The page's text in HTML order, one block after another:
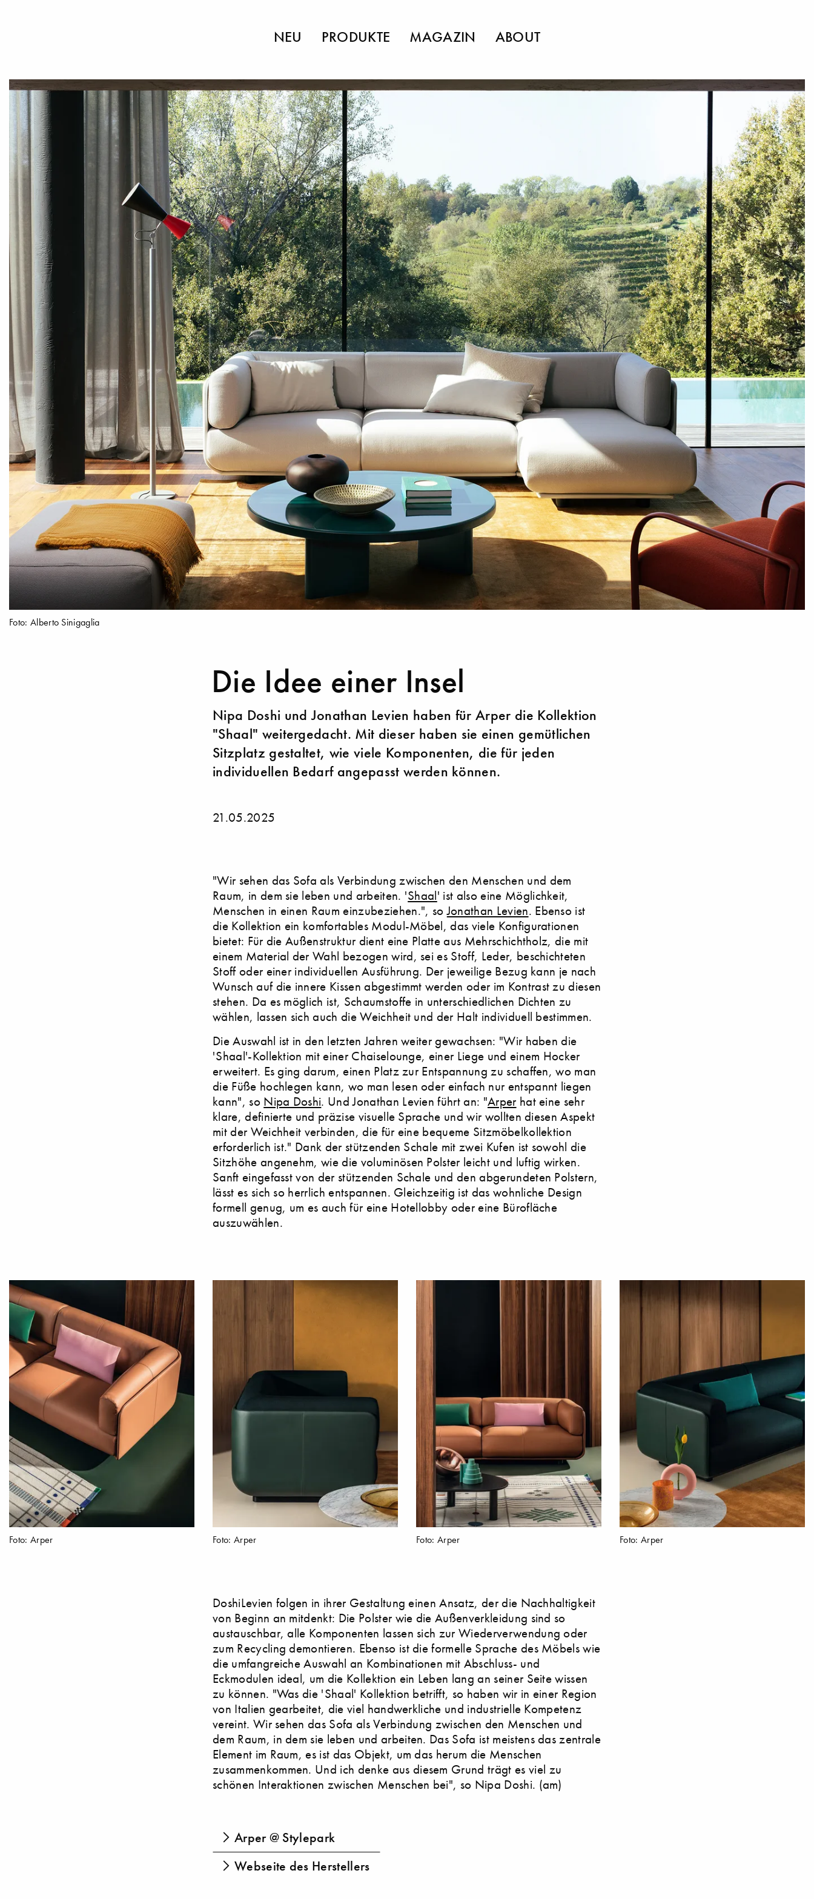
NEU PRODUKTE MAGAZIN ABOUT
Foto: Alberto Sinigaglia
Die Idee einer Insel
Nipa Doshi und Jonathan Levien haben für Arper die Kollektion
"Shaal" weitergedacht. Mit dieser haben sie einen gemütlichen
Sitzplatz gestaltet, wie viele Komponenten, die für jeden
individuellen Bedarf angepasst werden können.
21.05.2025
"Wir sehen das Sofa als Verbindung zwischen den Menschen und dem
Raum, in dem sie leben und arbeiten. 'Shaal' ist also eine Möglichkeit,
Menschen in einen Raum einzubeziehen.", soJonathan Levien. Ebenso ist
die Kollektion ein komfortables Modul-Möbel, das viele Konfigurationen
bietet: Für die Außenstruktur dient eine Platte aus Mehrschichtholz, die mit
einem Material der Wahl bezogen wird, sei es Stoff, Leder, beschichteten
Stoff oder einer individuellen Ausführung. Der jeweilige Bezug kann je nach
Wunsch auf die innere Kissen abgestimmt werden oder im Kontrast zu diesen
stehen. Da es möglich ist, Schaumstoffe in unterschiedlichen Dichten zu
wählen, lassen sich auch die Weichheit und der Halt individuell bestimmen.
Die Auswahl ist in den letzten Jahren weiter gewachsen: "Wir haben die
'Shaal'-Kollektion mit einer Chaiselounge, einer Liege und einem Hocker
erweitert. Es ging darum, einen Platz zur Entspannung zu schaffen, wo man
die Füße hochlegen kann, wo man lesen oder einfach nur entspannt liegen
kann", so Nipa Doshi. Und Jonathan Levien führt an: "Arperhat eine sehr
klare, definierte und präzise visuelle Sprache und wir wollten diesen Aspekt
mit der Weichheit verbinden, die für eine bequeme Sitzmöbelkollektion
erforderlich ist." Dank der stützenden Schale mit zwei Kufen ist sowohl die
Sitzhöhe angenehm, wie die voluminösen Polster leicht und luftig wirken.
Sanft eingefasst von der stützenden Schale und den abgerundeten Polstern,
lässt es sich so herrlich entspannen. Gleichzeitig ist das wohnliche Design
formell genug, um es auch für eine Hotellobby oder eine Bürofläche
auszuwählen.
Foto: Arper Foto: Arper Foto: Arper Foto: Arper
DoshiLevien folgen in ihrer Gestaltung einen Ansatz, der die Nachhaltigkeit
von Beginn an mitdenkt: Die Polster wie die Außenverkleidung sind so
austauschbar, alle Komponenten lassen sich zur Wiederverwendung oder
zum Recycling demontieren. Ebenso ist die formelle Sprache des Möbels wie
die umfangreiche Auswahl an Kombinationen mit Abschluss- und
Eckmodulen ideal, um die Kollektion ein Leben lang an seiner Seite wissen
zu können. "Was die 'Shaal' Kollektion betrifft, so haben wir in einer Region
von Italien gearbeitet, die viel handwerkliche und industrielle Kompetenz
vereint. Wir sehen das Sofa als Verbindung zwischen den Menschen und
dem Raum, in dem sie leben und arbeiten. Das Sofa ist meistens das zentrale
Element im Raum, es ist das Objekt, um das herum die Menschen
zusammenkommen. Und ich denke aus diesem Grund trägt es viel zu
schönen Interaktionen zwischen Menschen bei", so Nipa Doshi. (am)
Arper @ Stylepark
Webseite des Herstellers